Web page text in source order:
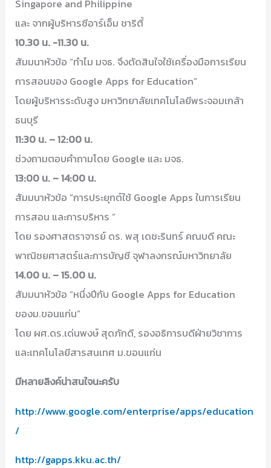
Singapore and Philippine
และ จากผู้บริหารซีอาร์เอ็ม ชาริตี้
10.30 น. -11.30 น.
สัมมนาหัวข้อ “ทำไม มจธ. จึงตัดสินใจใช้เครื่องมือการเรียน
การสอนของ Google Apps for Education”
โดยผู้บริหารระดับสูง มหาวิทยาลัยเทคโนโลยีพระจอมเกล้า
ธนบุรี
11:30 น. – 12:00 น.
ช่วงถามตอบคำถามโดย Google และ มจธ.
13:00 น. – 14:00 น.
สัมมนาหัวข้อ “การประยุกต์ใช้ Google Apps ในการเรียน
การสอน และการบริหาร ”
โดย รองศาสตราจารย์ ดร. พสุ เดชะรินทร์ คณบดี คณะ
พาณิชยศาสตร์และการบัญชี จุฬาลงกรณ์มหาวิทยาลัย
14.00 น. – 15.00 น.
สัมมนาหัวข้อ “หนึ่งปีกับ Google Apps for Education
ของม.ขอนแก่น”
โดย ผศ.ดร.เด่นพงษ์ สุดภักดี, รองอธิการบดีฝ่ายวิชาการ
และเทคโนโลยีสารสนเทศ ม.ขอนแก่น
มีหลายลิงค์น่าสนใจนะครับ
http://www.google.com/enterprise/apps/education
/
http://gapps.kku.ac.th/